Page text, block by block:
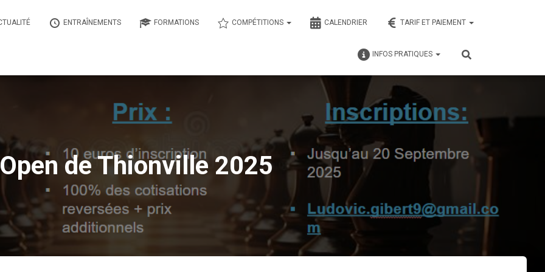
ENTRAÎNEMENTS FORMATIONS COMPÉTITIONS CALENDRIER TARIF ET PAIEMENT
INFOS PRATIQUES
Open de Thionville 2025